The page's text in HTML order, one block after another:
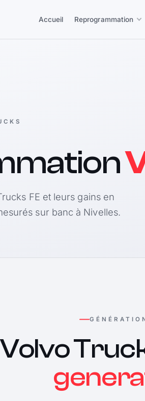
Accueil Reprogrammation
FE et leurs gains en
sur banc à Nivelles.
Volvo